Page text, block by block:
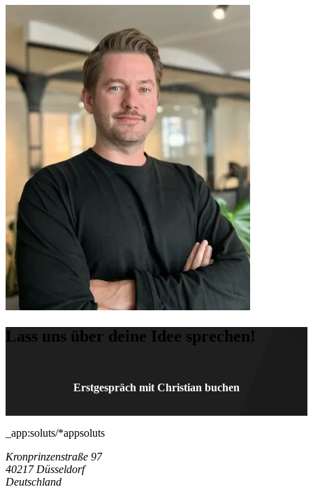
Lass uns über deine Idee sprechen!
Erstgespräch mit Christian buchen
_app:soluts/*appsoluts
Kronprinzenstraße 97
40217 Düsseldorf
Deutschland